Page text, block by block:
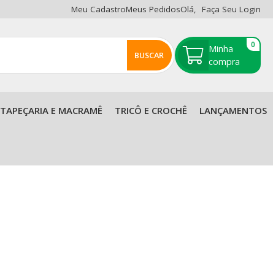
Meu CadastroMeus PedidosOlá, Faça Seu Login
BUSCAR
0
TAPEÇARIA E MACRAMÊ TRICÔ E CROCHÊ LANÇAMENTOS